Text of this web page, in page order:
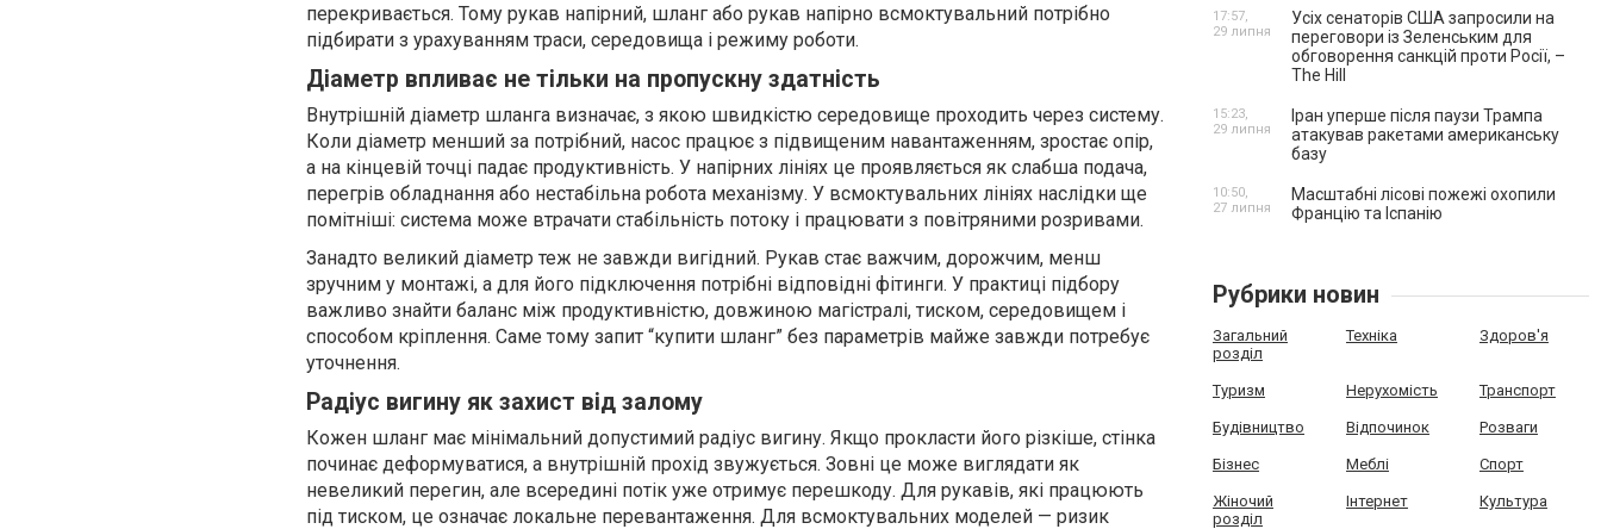
перекривається. Тому рукав напірний, шланг або рукав напірно всмоктувальний потрібно
підбирати з урахуванням траси, середовища і режиму роботи.
Діаметр впливає не тільки на пропускну здатність
Внутрішній діаметр шланга визначає, з якою швидкістю середовище проходить через систему.
Коли діаметр менший за потрібний, насос працює з підвищеним навантаженням, зростає опір,
а на кінцевій точці падає продуктивність. У напірних лініях це проявляється як слабша подача,
перегрів обладнання або нестабільна робота механізму. У всмоктувальних лініях наслідки ще
помітніші: система може втрачати стабільність потоку і працювати з повітряними розривами.
Занадто великий діаметр теж не завжди вигідний. Рукав стає важчим, дорожчим, менш
зручним у монтажі, а для його підключення потрібні відповідні фітинги. У практиці підбору
важливо знайти баланс між продуктивністю, довжиною магістралі, тиском, середовищем і
способом кріплення. Саме тому запит “купити шланг” без параметрів майже завжди потребує
уточнення.
Радіус вигину як захист від залому
Кожен шланг має мінімальний допустимий радіус вигину. Якщо прокласти його різкіше, стінка
починає деформуватися, а внутрішній прохід звужується. Зовні це може виглядати як
невеликий перегин, але всередині потік уже отримує перешкоду. Для рукавів, які працюють
під тиском, це означає локальне перевантаження. Для всмоктувальних моделей — ризик
Усіх сенаторів США запросили на
переговори із Зеленським для
обговорення санкцій проти Росії, –
The Hill
17:57,
29 липня
Іран уперше після паузи Трампа
атакував ракетами американську
базу
15:23,
29 липня
Масштабні лісові пожежі охопили
Францію та Іспанію
10:50,
27 липня
Рубрики новин
Загальний
розділ
Техніка Здоров'я
Туризм Нерухомість Транспорт
Будівництво Відпочинок Розваги
Бізнес Меблі Спорт
Жіночий
розділ
Інтернет Культура